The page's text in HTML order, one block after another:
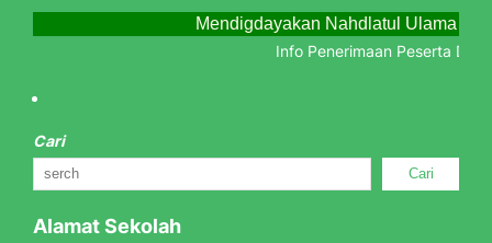
Mendigdayakan Nahdlatul Ulama
Info Penerimaan Peserta Didik
Cari
Cari
Alamat Sekolah